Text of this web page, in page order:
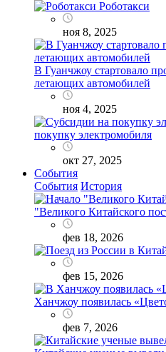
Роботакси
ноя 8, 2025
В Гуанчжоу стартовало
летающих автомобилей
ноя 4, 2025
покупку электромобиля
окт 27, 2025
События
События История
"Великого Китайского
фев 18, 2026
фев 15, 2026
Ханчжоу появилась
фев 7, 2026